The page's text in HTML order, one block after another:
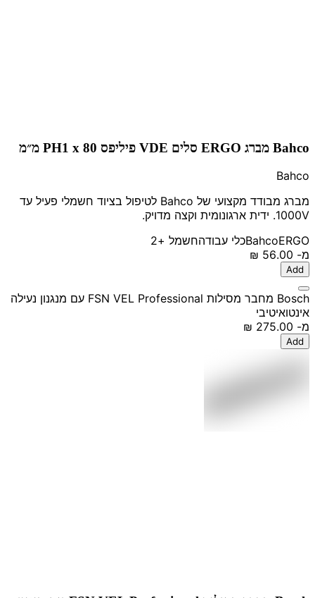
Bahco מברג ERGO סלים VDE פיליפס PH1 x 80 מ״מ
Bahco
מברג מבודד מקצועי של Bahco לטיפול בציוד חשמלי פעיל עד
1000V. ידית ארגונומית וקצה מדויק.
BahcoERGO כלי עבודהחשמל +2
מ-
Add
Bosch מחבר מסילות FSN VEL Professional עם מנגנון נעילה
אינטואיטיבי
מ-
Add